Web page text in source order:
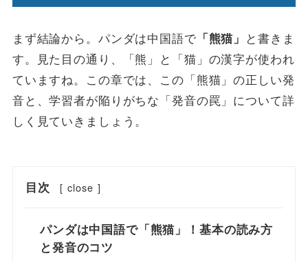
まず結論から。パンダは中国語で 「熊猫」 と書きま
す。見た目の通り、「熊」と「猫」の漢字が使われ
ていますね。この章では、この「熊猫」の正しい発
音と、学習者が陥りがちな「発音の罠」について詳
しく見ていきましょう。
目次 [ close ]
パンダは中国語で「熊猫」！基本の読み方
と発音のコツ